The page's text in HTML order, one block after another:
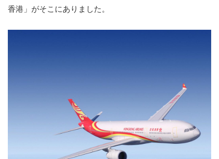
香港」がそこにありました。